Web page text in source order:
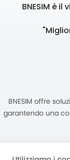
BNESIM è
BNESIM offre
garantendo una